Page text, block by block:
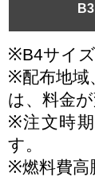
※B4サイズ
※配布地域
は、料金
※注文時
す。
※燃料費高